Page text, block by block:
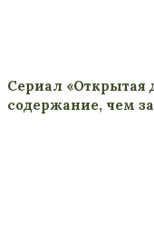
Сериал «Открытая
содержание, чем